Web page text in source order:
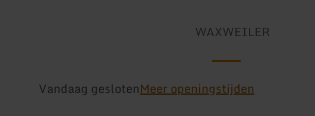
WAXWEILER
Vandaag geslotenMeer openingstijden